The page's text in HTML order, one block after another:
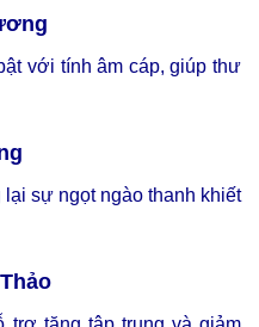
với tính âm cáp, giúp thư
sự ngọt ngào thanh khiết